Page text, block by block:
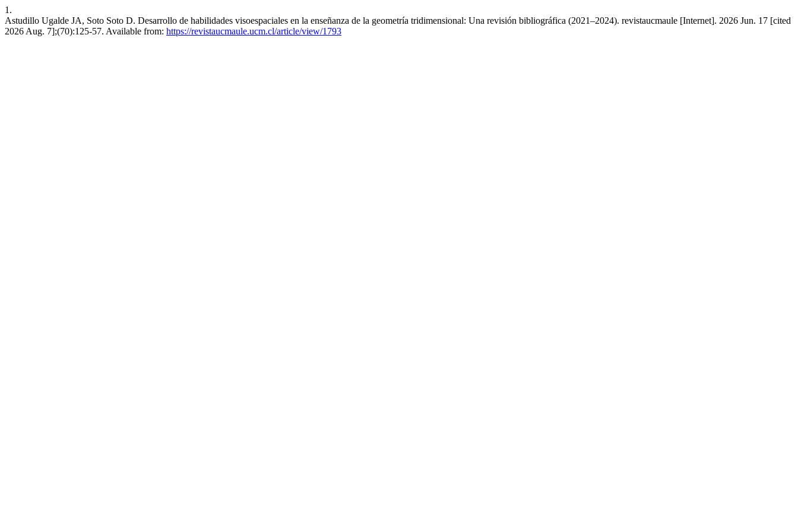
1.
Astudillo Ugalde JA, Soto Soto D. Desarrollo de habilidades visoespaciales en la enseñanza de la geometría tridimensional: Una revisión bibliográfica (2021–2024). revistaucmaule [Internet]. 2026 Jun. 17 [cited
2026 Aug. 7];(70):125-57. Available from: https://revistaucmaule.ucm.cl/article/view/1793